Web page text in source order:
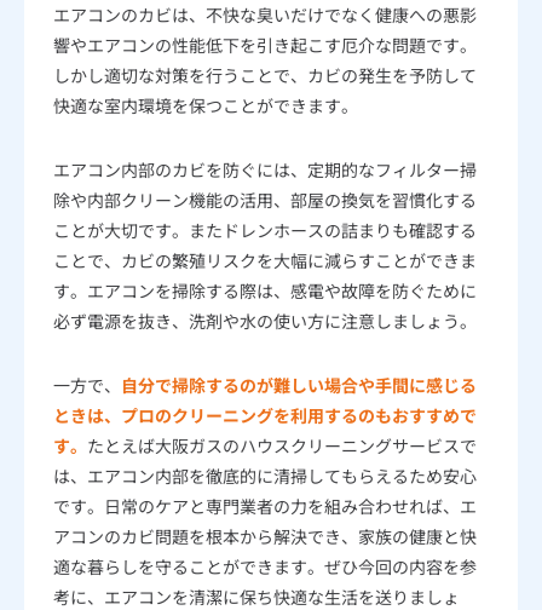
エアコンのカビは、不快な臭いだけでなく健康への悪影
響やエアコンの性能低下を引き起こす厄介な問題です。
しかし適切な対策を行うことで、カビの発生を予防して
快適な室内環境を保つことができます。
エアコン内部のカビを防ぐには、定期的なフィルター掃
除や内部クリーン機能の活用、部屋の換気を習慣化する
ことが大切です。またドレンホースの詰まりも確認する
ことで、カビの繁殖リスクを大幅に減らすことができま
す。エアコンを掃除する際は、感電や故障を防ぐために
必ず電源を抜き、洗剤や水の使い方に注意しましょう。
一方で、 自分で掃除するのが難しい場合や手間に感じる
ときは、プロのクリーニングを利用するのもおすすめで
す。 たとえば大阪ガスのハウスクリーニングサービスで
は、エアコン内部を徹底的に清掃してもらえるため安心
です。日常のケアと専門業者の力を組み合わせれば、エ
アコンのカビ問題を根本から解決でき、家族の健康と快
適な暮らしを守ることができます。ぜひ今回の内容を参
考に、エアコンを清潔に保ち快適な生活を送りましょ